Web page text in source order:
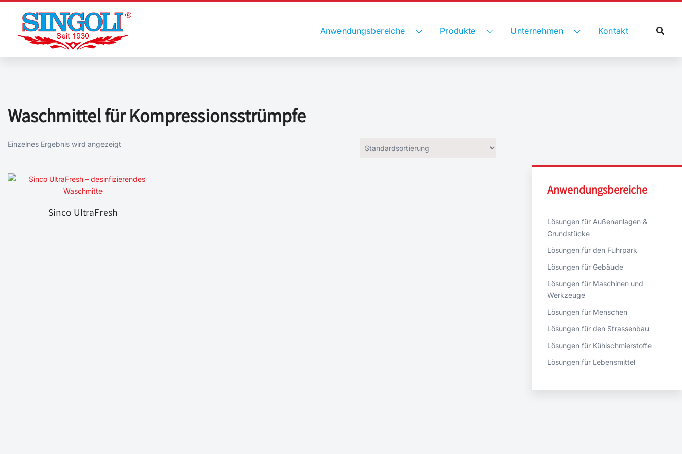
springen
Anwendungsbereiche Produkte Unternehmen Kontakt
Waschmittel für Kompressionsstrümpfe
Einzelnes Ergebnis wird angezeigt
Sinco UltraFresh
Anwendungsbereiche
Lösungen für Außenanlagen &
Grundstücke
Lösungen für den Fuhrpark
Lösungen für Gebäude
Lösungen für Maschinen und
Werkzeuge
Lösungen für Menschen
Lösungen für den Strassenbau
Lösungen für Kühlschmierstoffe
Lösungen für Lebensmittel